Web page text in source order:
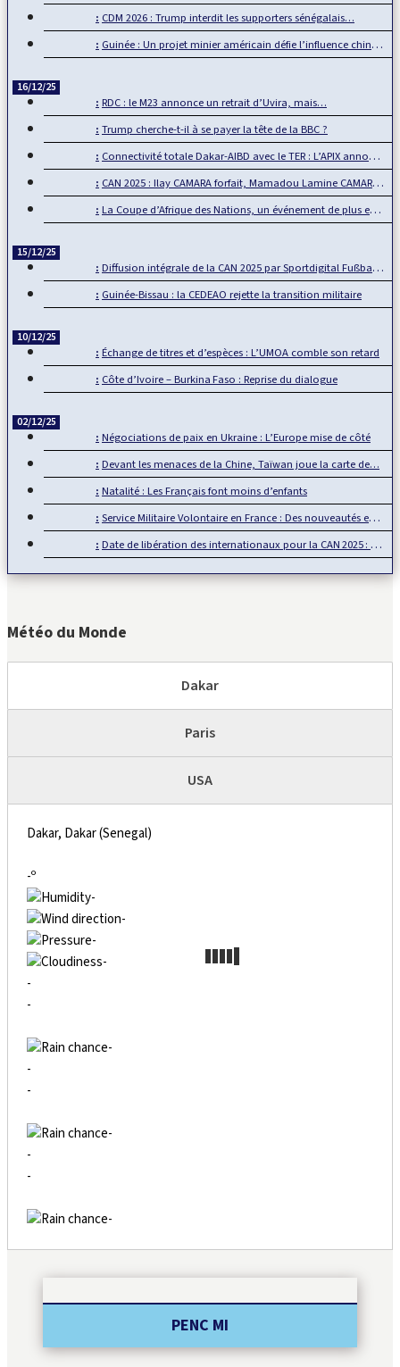
CDM 2026 : Trump interdit les supporters sénégalais…
Guinée : Un projet minier américain défie l’influence chinoise
16/12/25
RDC : le M23 annonce un retrait d’Uvira, mais…
Trump cherche-t-il à se payer la tête de la BBC ?
Connectivité totale Dakar-AIBD avec le TER : L’APIX annonce…
CAN 2025 : Ilay CAMARA forfait, Mamadou Lamine CAMARA…
La Coupe d’Afrique des Nations, un événement de plus en plus…
15/12/25
Diffusion intégrale de la CAN 2025 par Sportdigital Fußball, le…
Guinée-Bissau : la CEDEAO rejette la transition militaire
10/12/25
Échange de titres et d’espèces : L’UMOA comble son retard
Côte d’Ivoire – Burkina Faso : Reprise du dialogue
02/12/25
Négociations de paix en Ukraine : L’Europe mise de côté
Devant les menaces de la Chine, Taïwan joue la carte de…
Natalité : Les Français font moins d’enfants
Service Militaire Volontaire en France : Des nouveautés en 2025
Date de libération des internationaux pour la CAN 2025 : Rumeur ou…
Météo du Monde
Dakar
Paris
USA
Dakar, Dakar (Senegal)
-º
-
-
-
-
-
-
-
-
-
-
-
-
-
PENC MI